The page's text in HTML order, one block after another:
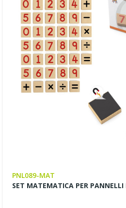
PNL089-MAT
SET MATEMATICA PER